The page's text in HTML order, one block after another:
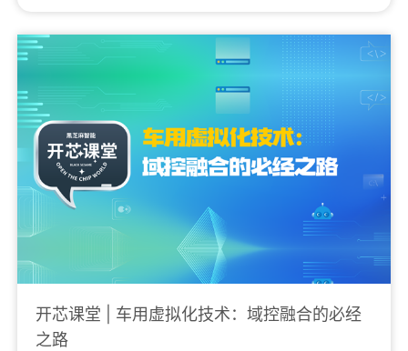
开芯课堂 | 车用虚拟化技术：域控融合的必经
之路